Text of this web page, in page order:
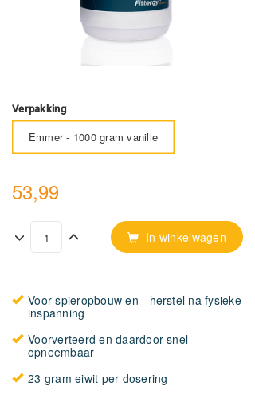
Verpakking
Emmer - 1000 gram vanille
53,99
In winkelwagen
Voor spieropbouw en - herstel na fysieke
inspanning
Voorverteerd en daardoor snel
opneembaar
23 gram eiwit per dosering